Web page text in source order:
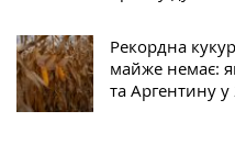
Рекордна
майже немає:
та Аргентину у